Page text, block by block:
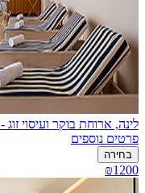
לינה, ארוחת בוקר ועיסוי זוג - VERT לגון נתניה
פרטים נוספים
בחירה
₪1200